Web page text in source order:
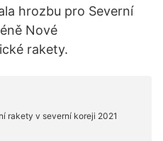
hrozbu pro Severní
Nové
rakety.